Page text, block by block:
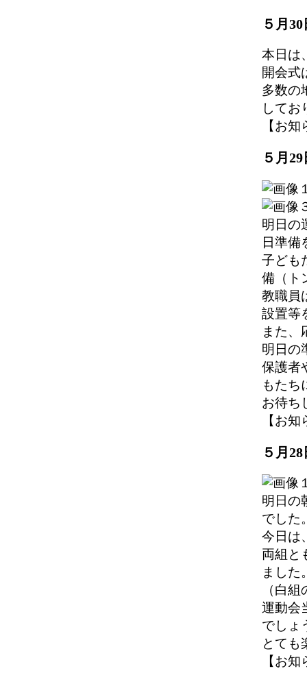
５月
本日は
開会式
多数の
してお
【お
５月
明日の
日準備
子ども
備（ト
教職員
設置等
また、
明日の
保護者
もたち
お待ち
【お
５月
明日の
でした
今日は
両組と
ました
（白
運動会
でしょ
とても
【お